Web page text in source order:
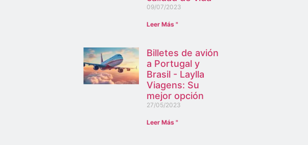
09/07/2023
Leer Más "
Billetes de avión
a Portugal y
Brasil - Laylla
Viagens: Su
mejor opción
27/05/2023
Leer Más "